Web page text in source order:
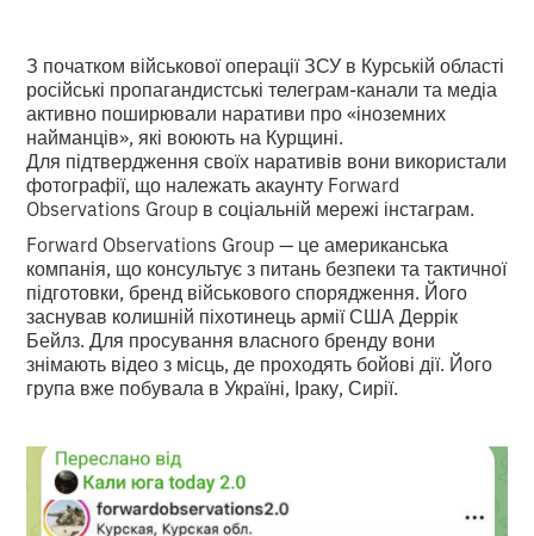
З початком військової операції ЗСУ в Курській області
російські пропагандистські телеграм-канали та медіа
активно поширювали наративи про «іноземних
найманців», які воюють на Курщині.
Для підтвердження своїх наративів вони використали
фотографії, що належать акаунту Forward
Observations Group в соціальній мережі інстаграм.
Forward Observations Group — це американська
компанія, що консультує з питань безпеки та тактичної
підготовки, бренд військового спорядження. Його
заснував колишній піхотинець армії США Деррік
Бейлз. Для просування власного бренду вони
знімають відео з місць, де проходять бойові дії. Його
група вже побувала в Україні, Іраку, Сирії.